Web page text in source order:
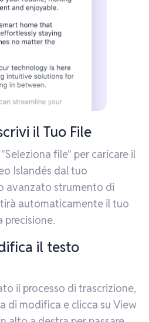
il Tuo File
file" per caricare il
Islandés dal tuo
avanzato strumento di
automaticamente il tuo
il testo
il processo di trascrizione,
di modifica e clicca su View